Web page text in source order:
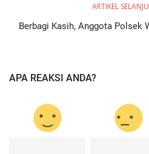
ARTIKEL
Berbagi Kasih, Anggota Polsek
APA REAKSI ANDA?